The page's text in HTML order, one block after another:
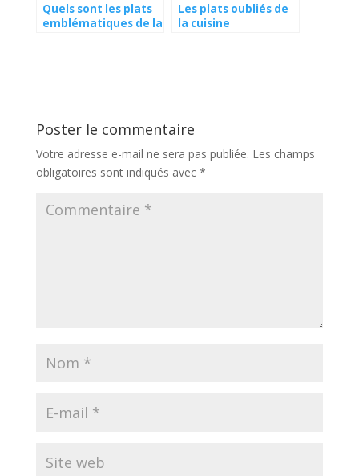
Quels sont les plats
emblématiques de la
Les plats oubliés de
la cuisine
Poster le commentaire
Votre adresse e-mail ne sera pas publiée. Les champs
obligatoires sont indiqués avec *